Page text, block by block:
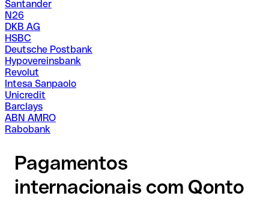
Santander
N26
DKB AG
HSBC
Deutsche Postbank
Hypovereinsbank
Revolut
Intesa Sanpaolo
Unicredit
Barclays
ABN AMRO
Rabobank
Pagamentos
internacionais com Qonto